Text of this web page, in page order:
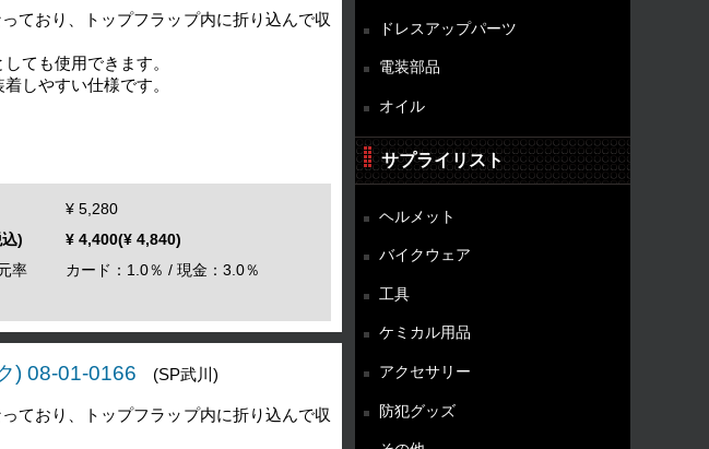
ており、トップフラップ内に折り込んで収
ても使用できます。
しやすい仕様です。
¥ 5,280
)
¥ 4,400(¥ 4,840)
率
カード：1.0％ / 現金：3.0％
) 08-01-0166 (SP武川)
ており、トップフラップ内に折り込んで収
ドレスアップパーツ
電装部品
オイル
サプライリスト
ヘルメット
バイクウェア
工具
ケミカル用品
アクセサリー
防犯グッズ